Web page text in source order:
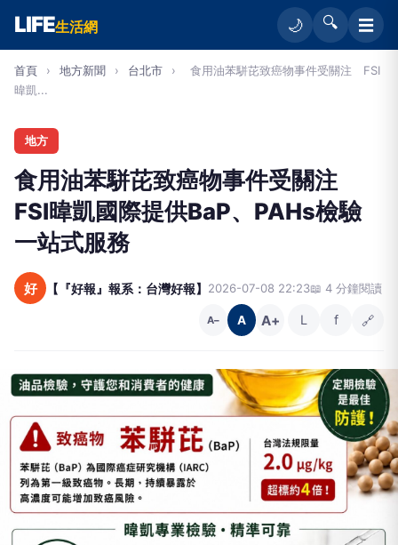
LIFE生活網 🌙 🔍 ☰
首頁 › 地方新聞 › 台北市 ›
食用油苯駢芘致癌物事件受關注 FSI
暐凱...
地方
食用油苯駢芘致癌物事件受關注
FSI暐凱國際提供BaP、PAHs檢驗
一站式服務
好 【『好報』報系：台灣好報】 2026-07-08 22:23📖 4 分鐘閱讀
A− A A+ L f 🔗